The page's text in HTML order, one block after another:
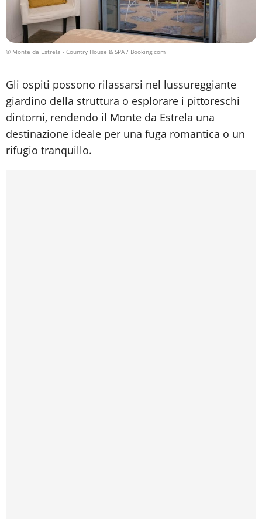
© Monte da Estrela - Country House & SPA / Booking.com
Gli ospiti possono rilassarsi nel lussureggiante
giardino della struttura o esplorare i pittoreschi
dintorni, rendendo il Monte da Estrela una
destinazione ideale per una fuga romantica o un
rifugio tranquillo.